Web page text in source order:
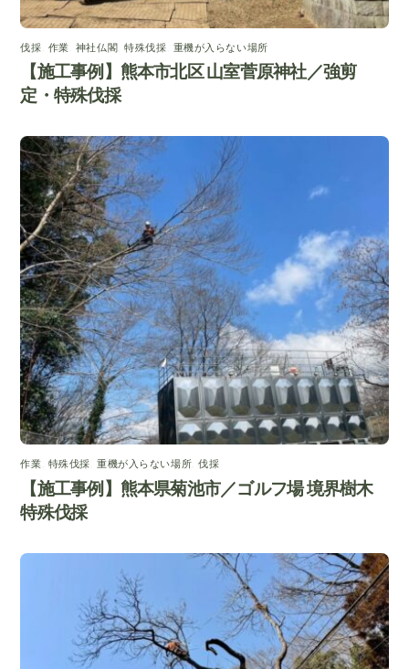
伐採 作業 神社仏閣 ,特殊伐採 重機が入らない場所
【施工事例】熊本市北区 山室菅原神社／強剪
定・特殊伐採
作業 特殊伐採 ,重機が入らない場所 ,伐採
【施工事例】熊本県菊池市／ゴルフ場 境界樹木
特殊伐採